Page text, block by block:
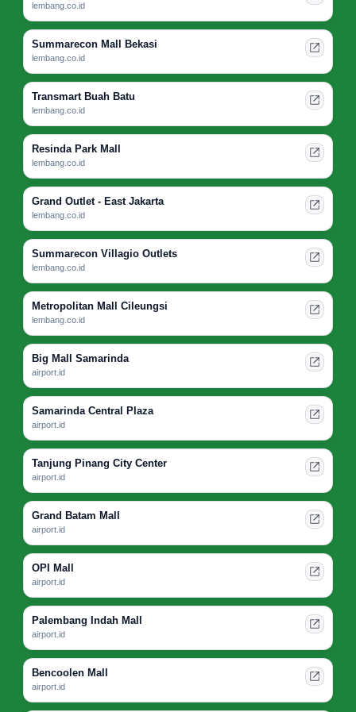
lembang.co.id
Summarecon Mall Bekasi
lembang.co.id
Transmart Buah Batu
lembang.co.id
Resinda Park Mall
lembang.co.id
Grand Outlet - East Jakarta
lembang.co.id
Summarecon Villagio Outlets
lembang.co.id
Metropolitan Mall Cileungsi
lembang.co.id
Big Mall Samarinda
airport.id
Samarinda Central Plaza
airport.id
Tanjung Pinang City Center
airport.id
Grand Batam Mall
airport.id
OPI Mall
airport.id
Palembang Indah Mall
airport.id
Bencoolen Mall
airport.id